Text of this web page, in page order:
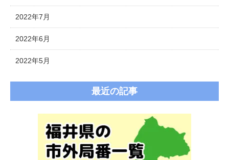
2022年7月
2022年6月
2022年5月
最近の記事